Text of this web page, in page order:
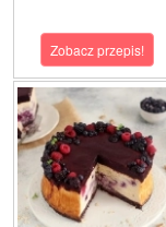
Zobacz przepis!